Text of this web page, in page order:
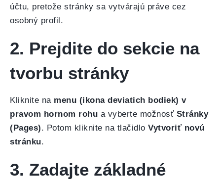
účtu, pretože stránky sa vytvárajú práve cez
osobný profil.
2. Prejdite do sekcie na
tvorbu stránky
Kliknite na menu (ikona deviatich bodiek) v
pravom hornom rohu a vyberte možnosť Stránky
(Pages). Potom kliknite na tlačidlo Vytvoriť novú
stránku.
3. Zadajte základné